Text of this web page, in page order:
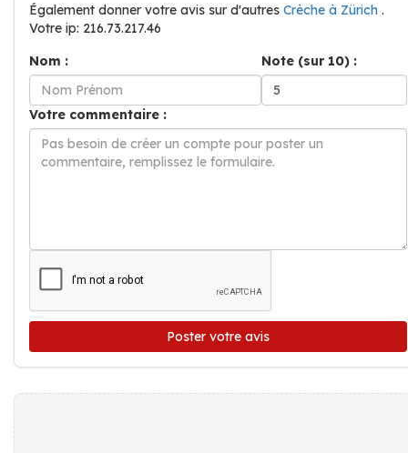
Également donner votre avis sur d'autres Crèche à Zürich .
Votre ip: 216.73.217.46
Nom :
Note (sur 10) :
Votre commentaire :
Poster votre avis